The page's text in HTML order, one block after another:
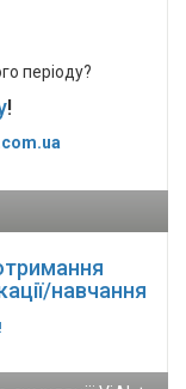
періоду?
!
навчання